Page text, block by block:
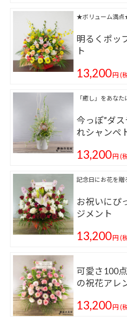
★ボリューム満
明るくポッ
ト
13,200円(
「癒し」をあな
今っぽ”ダ
れシャンペ
13,200円(
記念日にお花を贈
お祝いにぴ
ジメント
13,200円(
可愛さ100
の祝花アレ
13,200円(